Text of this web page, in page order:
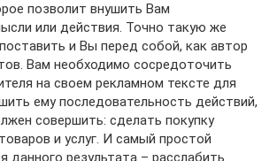
позволит внушить Вам
или действия. Точно такую же
и Вы перед собой, как автор
Вам необходимо сосредоточить
на своем рекламном тексте для
ему последовательность действий,
совершить: сделать покупку
и услуг. И самый простой
данного результата – расслабить